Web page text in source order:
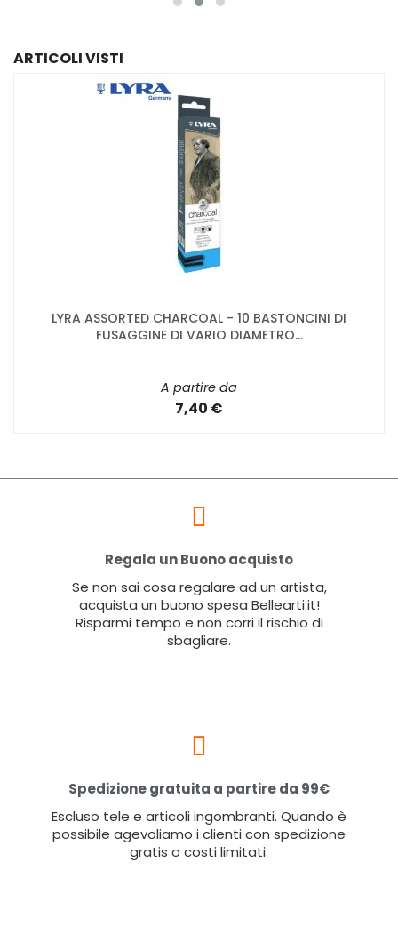
ARTICOLI VISTI
LYRA ASSORTED CHARCOAL - 10 BASTONCINI DI
FUSAGGINE DI VARIO DIAMETRO...
A partire da
7,40 €
Regala un Buono acquisto
Se non sai cosa regalare ad un artista,
acquista un buono spesa Bellearti.it!
Risparmi tempo e non corri il rischio di
sbagliare.
Spedizione gratuita a partire da 99€
Escluso tele e articoli ingombranti. Quando è
possibile agevoliamo i clienti con spedizione
gratis o costi limitati.